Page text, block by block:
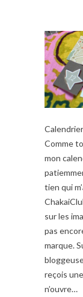
Comme
mon
tien qui
sur les
pas
marque.
reçois
n’ouvre…